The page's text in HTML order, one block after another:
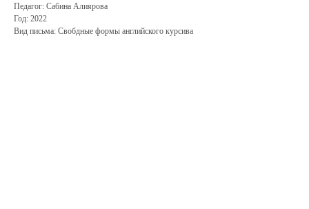
Педагог: Сабина Алиярова
Год: 2022
Вид письма: Свобдные формы английского курсива